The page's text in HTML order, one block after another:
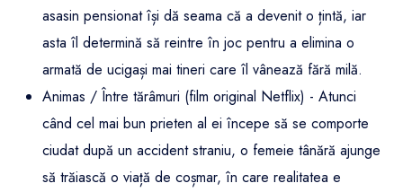
asasin pensionat își dă seama că a devenit o țintă, iar
asta îl determină să reintre în joc pentru a elimina o
armată de ucigași mai tineri care îl vânează fără milă.
Animas / Între tărâmuri (film original Netflix) - Atunci
când cel mai bun prieten al ei începe să se comporte
ciudat după un accident straniu, o femeie tânără ajunge
să trăiască o viață de coșmar, în care realitatea e